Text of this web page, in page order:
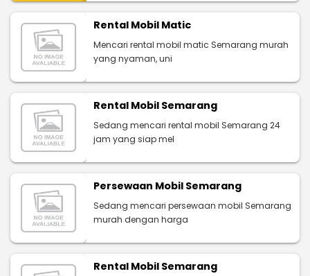
Rental Mobil Matic
Mencari rental mobil matic Semarang murah
yang nyaman, uni
Rental Mobil Semarang
Sedang mencari rental mobil Semarang 24
jam yang siap mel
Persewaan Mobil Semarang
Sedang mencari persewaan mobil Semarang
murah dengan harga
Rental Mobil Semarang